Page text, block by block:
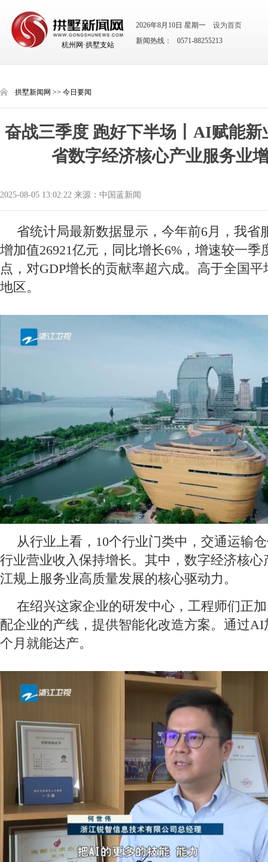
杭州网·拱墅支站
2026年8月10日 星期一
设为首页
新闻热线： 0571-88255213
拱墅新闻网 >> 今日要闻
奋战三季度 跑好下半场丨AI赋能新
省数字经济核心产业服务业
2025-08-05 13:02:22 来源：中国蓝新闻
省统计局最新数据显示，今年前6月，我省
增加值26921亿元，同比增长6%，增速较一季
点，对GDP增长的贡献率超六成。高于全国
地区。
从行业上看，10个行业门类中，交通运输
行业营业收入保持增长。其中，数字经济核
江规上服务业高质量发展的核心驱动力。
在绍兴这家企业的研发中心，工程师们正
配企业的产线，提供智能化改造方案。通过
个月就能达产。